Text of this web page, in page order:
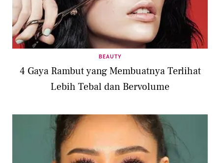
BEAUTY
4 Gaya Rambut yang Membuatnya Terlihat
Lebih Tebal dan Bervolume